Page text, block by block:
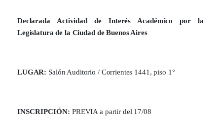
Declarada Actividad de Interés Académico por la
Legislatura de la Ciudad de Buenos Aires
LUGAR: Salón Auditorio / Corrientes 1441, piso 1°
INSCRIPCIÓN: PREVIA a partir del 17/08